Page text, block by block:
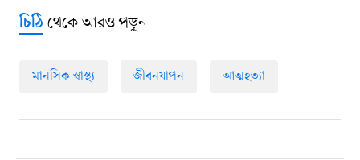
চিঠিথেকে আরও পড়ুন
মানসিক স্বাস্থ্য জীবনযাপন আত্মহত্যা